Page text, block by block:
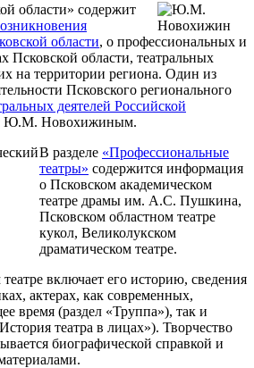
области» содержит
области, о профессиональных и
Псковской области, театральных
на территории региона. Один из
Псковского регионального
деятелей Российской
с Ю.М. Новохижиным.
В разделе «Профессиональные
театры» содержится информация
о Псковском академическом
театре драмы им. А.С. Пушкина,
Псковском областном театре
кукол, Великолукском
драматическом театре.
включает его историю, сведения
актерах, как современных,
время (раздел «Труппа»), так и
театра в лицах»). Творчество
биографической справкой и